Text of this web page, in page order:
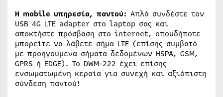
Η mobile υπηρεσία, παντού: Απλά συνδέστε τον
USB 4G LTE adapter στο laptop σας και
αποκτήστε πρόσβαση στο internet, οπουδήποτε
μπορείτε να λάβετε σήμα LTE (επίσης συμβατό
με προηγούμενα σήματα δεδομένων HSPA, GSM,
GPRS ή EDGE). Το DWM-222 έχει επίσης
ενσωματωμένη κεραία για συνεχή και αξιόπιστη
σύνδεση παντού!